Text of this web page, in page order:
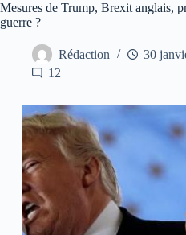
Mesures de Trump, Brexit anglais,
guerre ?
Rédaction 30
12